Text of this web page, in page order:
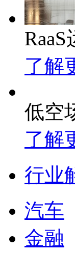
了解
低空
了解
行业
汽车
金融